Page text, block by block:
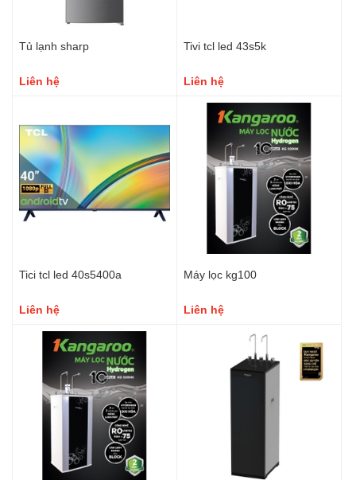
Tủ lạnh sharp
Liên hệ
Tivi tcl led 43s5k
Liên hệ
Tici tcl led 40s5400a
Liên hệ
Máy lọc kg100
Liên hệ